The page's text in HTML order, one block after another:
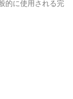
的に使用される完